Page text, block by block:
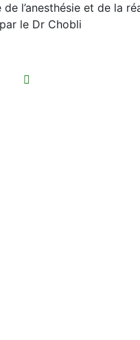
l’anesthésie et de la
le Dr Chobli